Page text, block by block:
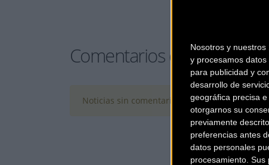
Nosotros y nuestros
y procesamos
para publicidad y
desarrollo de
geográfica precisa
otorgarnos su
previamente
preferencias antes
datos personales
procesamiento.
Comentarios de la Noticia
Noticias sin comentarios. ¡Ya puedes escribir